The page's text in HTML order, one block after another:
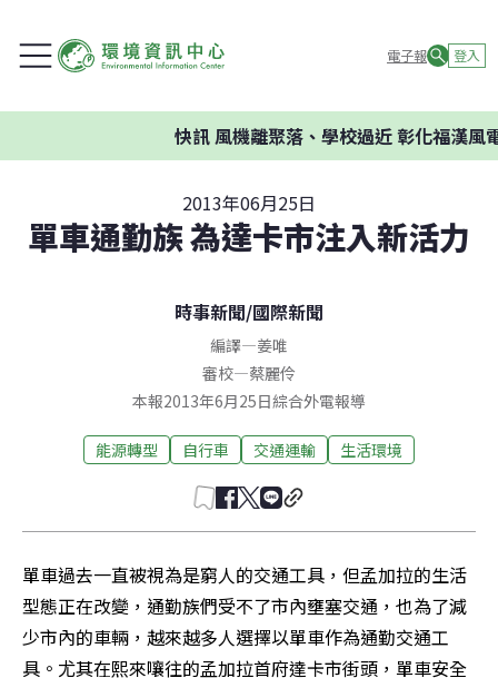
電子報 登入
快訊風機離聚落、學校過近 彰化福漢風電
2013年06月25日
單車通勤族 為達卡市注入新活力
時事新聞/國際新聞
編譯—姜唯
審校—蔡麗伶
本報2013年6月25日綜合外電報導
能源轉型 自行車 交通運輸 生活環境
單車過去一直被視為是窮人的交通工具，但孟加拉的生活
型態正在改變，通勤族們受不了市內壅塞交通，也為了減
少市內的車輛，越來越多人選擇以單車作為通勤交通工
具。尤其在熙來嚷往的孟加拉首府達卡市街頭，單車安全